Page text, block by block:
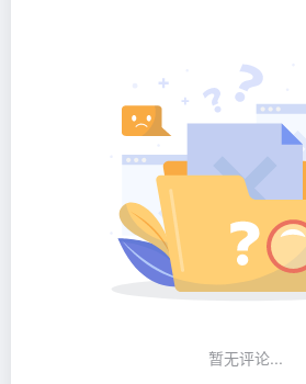
暂无评论...